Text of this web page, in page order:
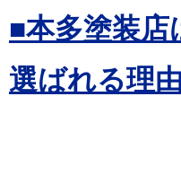
■本多塗装店
選ばれる理